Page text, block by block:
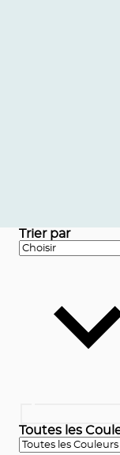
Trier par
Toutes les